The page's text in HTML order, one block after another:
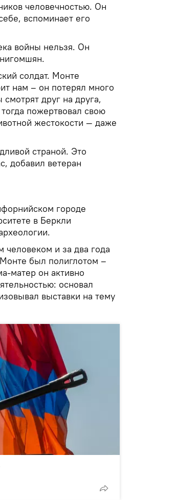
человечностью. Он
вспоминает его
войны нельзя. Он
солдат. Монте
нам – он потерял много
друг на друга,
пожертвовал свою
жестокости — даже
страной. Это
добавил ветеран
городе
в Беркли
и за два года
был полиглотом –
матер он активно
основал
выставки на тему